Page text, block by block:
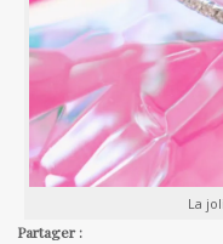
La
Partager :